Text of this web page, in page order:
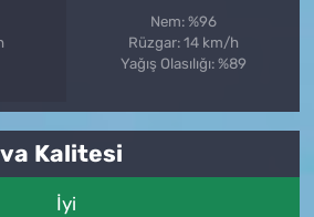
Nem: %96
Rüzgar: 14 km/h
Yağış Olasılığı: %89
Kalitesi
İyi